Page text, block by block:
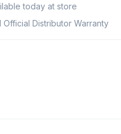
today at store
Official Distributor Warranty